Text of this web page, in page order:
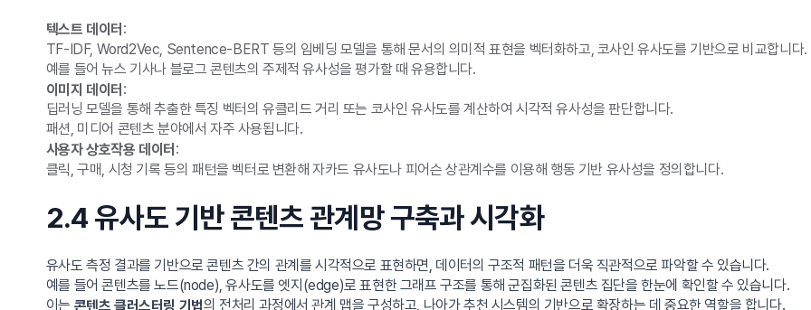
텍스트 데이터 :
TF-IDF, Word2Vec, Sentence-BERT 등의 임베딩 모델을 통해 문서의 의미적 표현을 벡터화하고, 코사인 유사도를 기반으로 비교합니다.
예를 들어 뉴스 기사나 블로그 콘텐츠의 주제적 유사성을 평가할 때 유용합니다.
이미지 데이터 :
딥러닝 모델을 통해 추출한 특징 벡터의 유클리드 거리 또는 코사인 유사도를 계산하여 시각적 유사성을 판단합니다.
패션, 미디어 콘텐츠 분야에서 자주 사용됩니다.
사용자 상호작용 데이터 :
클릭, 구매, 시청 기록 등의 패턴을 벡터로 변환해 자카드 유사도나 피어슨 상관계수를 이용해 행동 기반 유사성을 정의합니다.
2.4 유사도 기반 콘텐츠 관계망 구축과 시각화
유사도 측정 결과를 기반으로 콘텐츠 간의 관계를 시각적으로 표현하면, 데이터의 구조적 패턴을 더욱 직관적으로 파악할 수 있습니다.
예를 들어 콘텐츠를 노드(node), 유사도를 엣지(edge)로 표현한 그래프 구조를 통해 군집화된 콘텐츠 집단을 한눈에 확인할 수 있습니다.
이는 콘텐츠 클러스터링 기법의 전처리 과정에서 관계 맵을 구성하고, 나아가 추천 시스템의 기반으로 확장하는 데 중요한 역할을 합니다.